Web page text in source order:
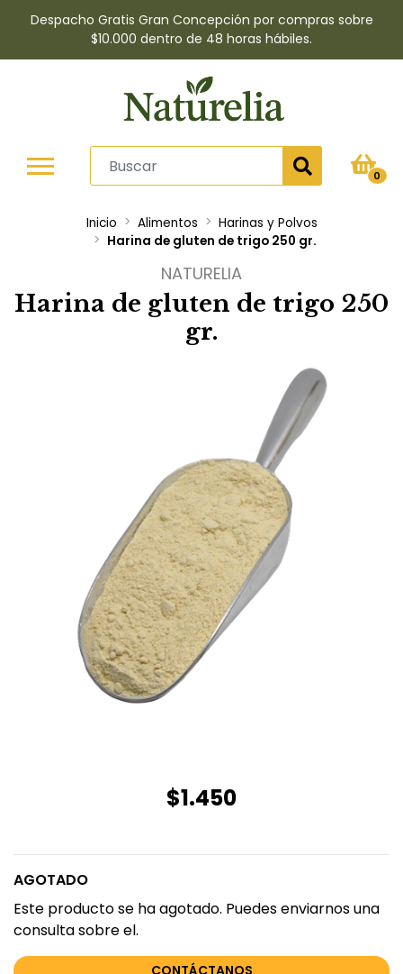
Despacho Gratis Gran Concepción por compras sobre
$10.000 dentro de 48 horas hábiles.
0
Inicio Alimentos
Harinas y Polvos
Harina de gluten de trigo 250 gr.
NATURELIA
Harina de gluten de trigo 250
gr.
$1.450
AGOTADO
Este producto se ha agotado. Puedes enviarnos una
consulta sobre el.
CONTÁCTANOS